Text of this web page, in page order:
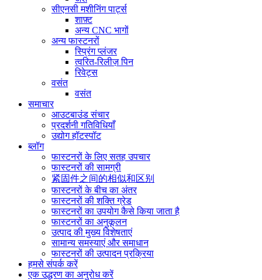
सीएनसी मशीनिंग पार्ट्स
शाफ़्ट
अन्य CNC भागों
अन्य फास्टनरों
स्प्रिंग प्लंजर
त्वरित-रिलीज़ पिन
रिवेट्स
वसंत
वसंत
समाचार
आउटबाउंड संचार
प्रदर्शनी गतिविधियाँ
उद्योग हॉटस्पॉट
ब्लॉग
फास्टनरों के लिए सतह उपचार
फास्टनरों की सामग्री
紧固件之间的相似和区别
फास्टनरों के बीच का अंतर
फास्टनरों की शक्ति ग्रेड
फास्टनरों का उपयोग कैसे किया जाता है
फास्टनरों का अनुकूलन
उत्पाद की मुख्य विशेषताएं
सामान्य समस्याएं और समाधान
फास्टनरों की उत्पादन प्रक्रिया
हमसे संपर्क करें
एक उद्धरण का अनुरोध करें